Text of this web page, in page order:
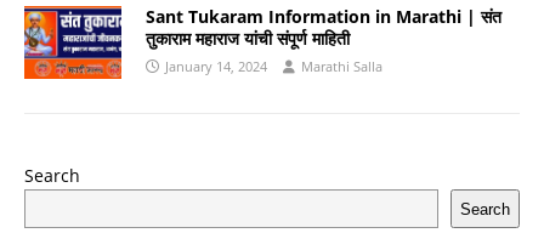
Sant Tukaram Information in Marathi | संत
तुकाराम महाराज यांची संपूर्ण माहिती
January 14, 2024 Marathi Salla
Search
Search